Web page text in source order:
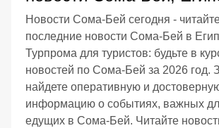
Новости Сома-Бей сегодня -
последние новости Сома-Бей в
Турпрома для туристов: будьте в
новостей по Сома-Бей за 2026 год.
найдете оперативную и
информацию о событиях, важных
едущих в Сома-Бей. Читайте